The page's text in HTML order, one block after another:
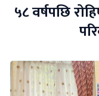
५८ वर्षपछि